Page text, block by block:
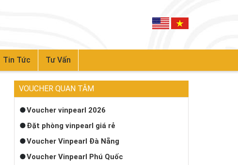
Tin Tức Tư Vấn
VOUCHER QUAN TÂM
Voucher vinpearl 2026
Đặt phòng vinpearl giá rẻ
Voucher Vinpearl Đà Nẵng
Voucher Vinpearl Phú Quốc